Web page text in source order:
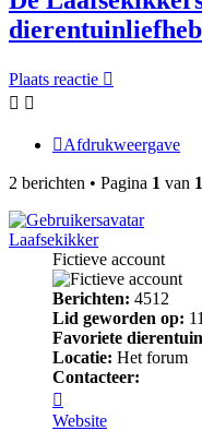
Plaats reactie
Afdrukweergave
2 berichten • Pagina 1 van 1
Laafsekikker
Fictieve account
Berichten: 4512
Lid geworden op:
Favoriete
Locatie: Het forum
Contacteer:
Laafsekikker
Website